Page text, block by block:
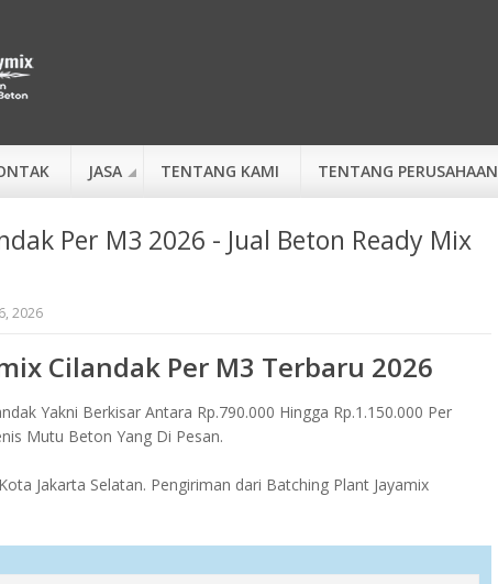
JASA TENTANG KAMI TENTANG PERUSAHAAN
Per M3 2026 - Jual Beton Ready Mix
2026
Cilandak Per M3 Terbaru 2026
Yakni Berkisar Antara Rp.790.000 Hingga Rp.1.150.000 Per
Mutu Beton Yang Di Pesan.
Jakarta Selatan. Pengiriman dari Batching Plant Jayamix